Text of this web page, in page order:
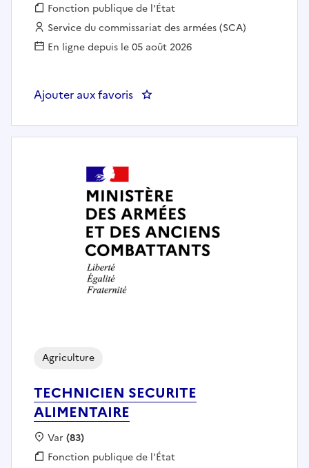
Fonction publique :
Fonction publique de l'État
Employeur :
Service du commissariat des armées (SCA)
En ligne depuis le 05 août 2026
Ajouter aux favoris : CHEF DE SECTION SECURITE
TECHNICIEN SECURITE
ALIMENTAIRE
Agriculture
Localisation :
Var (83)
Fonction publique :
Fonction publique de l'État